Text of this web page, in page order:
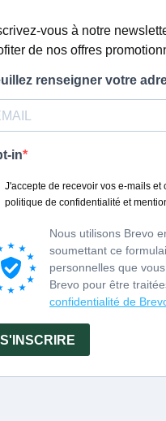
von Reispuder
er sich
und
London 2011
2011 (Belgien)